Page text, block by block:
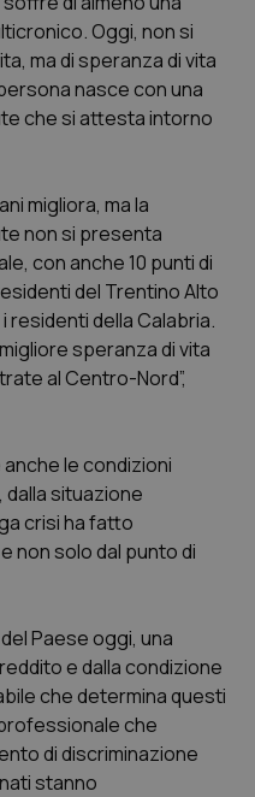
Bolzano
Trento
neurodegenerative
Oggi, non si
ma di speranza di vita
nasce con una
che si attesta intorno
migliora, ma la
non si presenta
con anche 10 punti di
del Trentino Alto
residenti della Calabria.
speranza di vita
al Centro-Nord”,
le condizioni
dalla situazione
crisi ha fatto
non solo dal punto di
Paese oggi, una
e dalla condizione
che determina questi
che
di discriminazione
stanno